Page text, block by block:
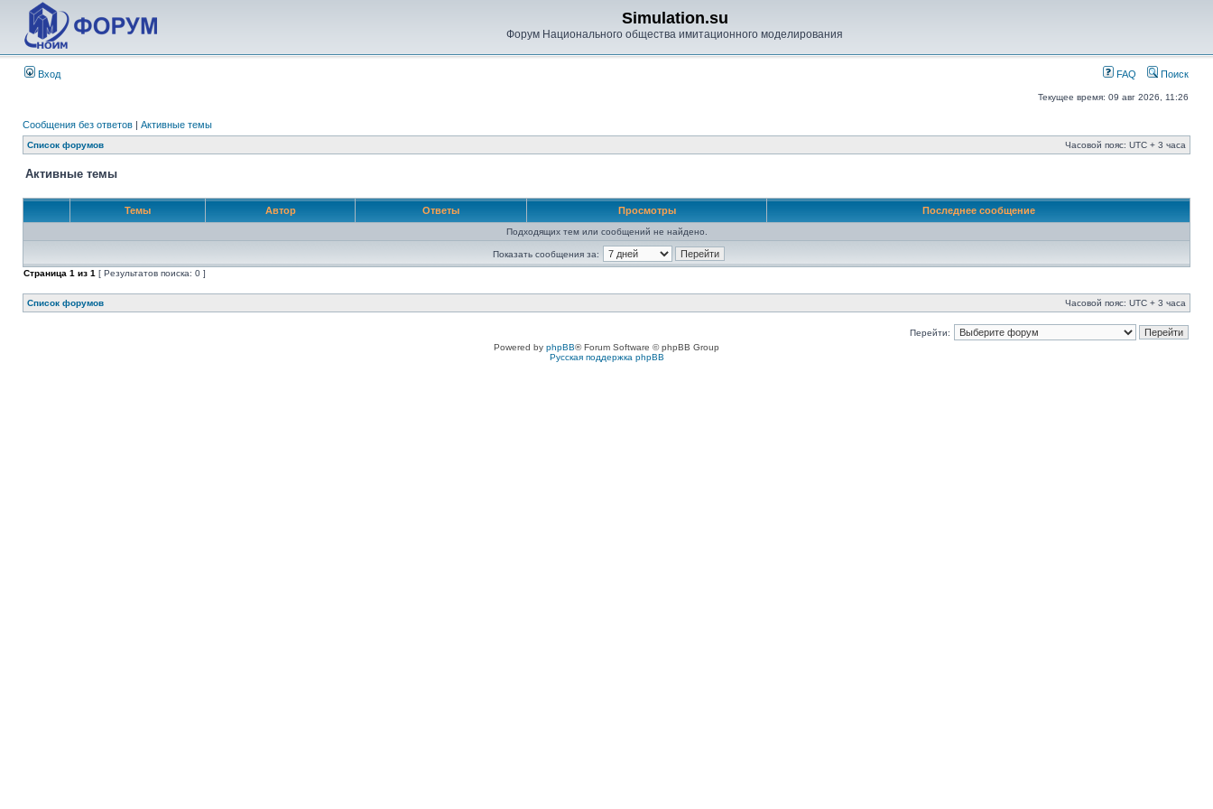
Simulation.su
Форум Национального общества имитационного моделирования
Вход FAQ Поиск
Текущее время: 09 авг 2026, 11:26
Сообщения без ответов | Активные темы
Список форумов Часовой пояс: UTC + 3 часа
Активные темы
Темы Автор Ответы Просмотры Последнее сообщение
Подходящих тем или сообщений не найдено.
Показать сообщения за:
Страница 1 из 1 [ Результатов поиска: 0 ]
Список форумов Часовой пояс: UTC + 3 часа
Перейти:
Powered by phpBB® Forum Software © phpBB Group
Русская поддержка phpBB